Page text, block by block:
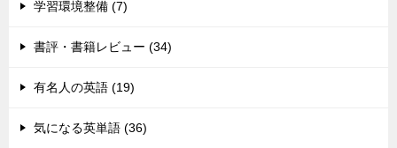
学習環境整備 (7)
書評・書籍レビュー (34)
有名人の英語 (19)
気になる英単語 (36)